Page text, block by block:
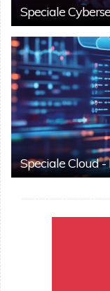
Speciale
Speciale Cloud